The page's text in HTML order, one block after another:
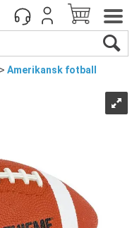
Amerikansk fotball